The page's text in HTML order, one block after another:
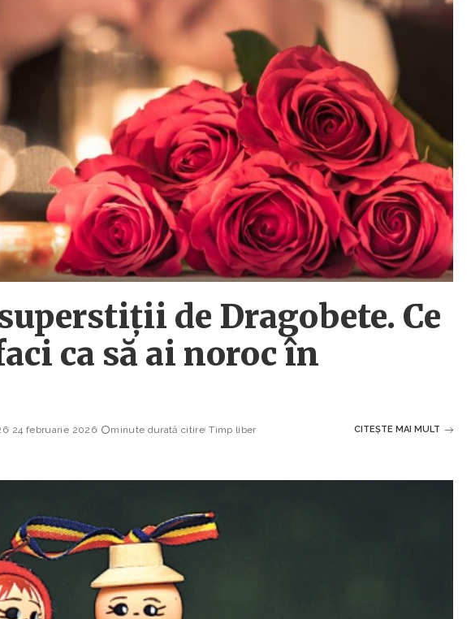
de Dragobete. Ce
ca să ai noroc în
24 februarie 2026 minute durată citire Timp liber CITEȘTE MAI MULT